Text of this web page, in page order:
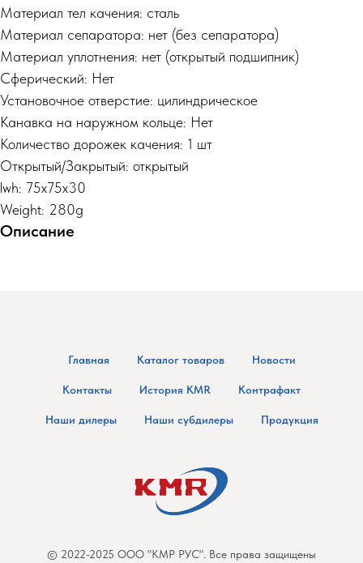
Материал тел качения: сталь
Материал сепаратора: нет (без сепаратора)
Материал уплотнения: нет (открытый подшипник)
Сферический: Нет
Установочное отверстие: цилиндрическое
Канавка на наружном кольце: Нет
Количество дорожек качения: 1 шт
Открытый/Закрытый: открытый
lwh: 75x75x30
Weight: 280g
Описание
Главная Каталог товаров Новости
Контакты История KMR Контрафакт
Наши дилеры Наши субдилеры Продукция
© 2022-2025 ООО "КМР РУС". Все права защищены